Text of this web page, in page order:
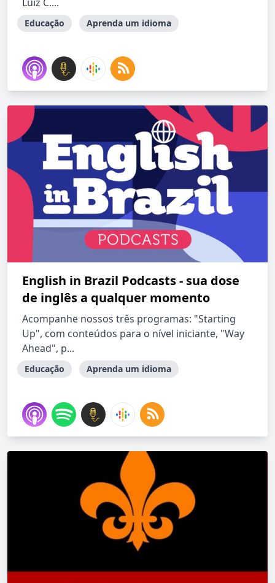
Educação Aprenda um idioma
English in Brazil Podcasts - sua dose
de inglês a qualquer momento
Acompanhe nossos três programas: "Starting
Up", com conteúdos para o nível iniciante, "Way
Ahead", p...
Educação Aprenda um idioma